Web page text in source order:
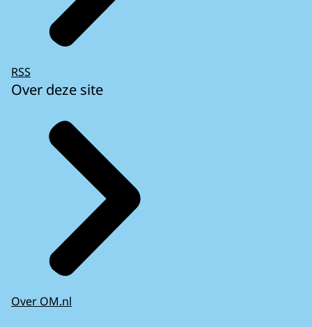
RSS
Over deze site
Over OM.nl